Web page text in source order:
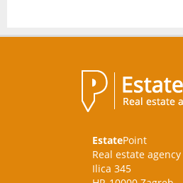
EstatePoint
Real estate
Ilica 345